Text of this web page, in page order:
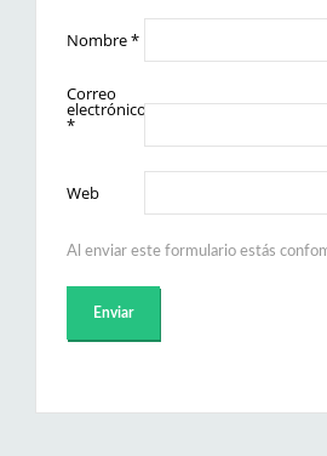
Nombre*
Correo
electrónico
*
Web
Al enviar este formulario estás